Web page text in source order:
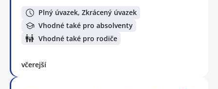
Plný úvazek, Zkrácený úvazek
Vhodné také pro absolventy
Vhodné také pro rodiče
včerejší